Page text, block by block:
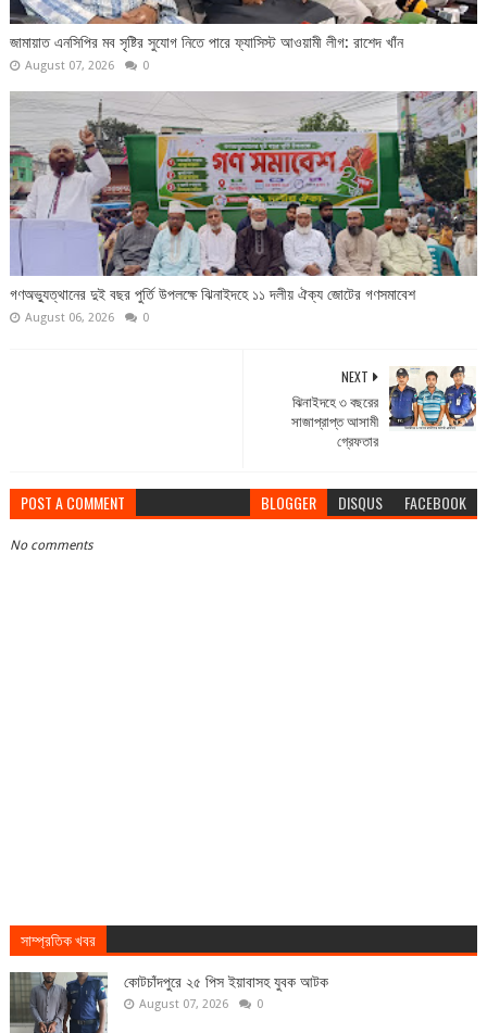
জামায়াত এনসিপির মব সৃষ্টির সুযোগ নিতে পারে ফ্যাসিস্ট আওয়ামী লীগ: রাশেদ খাঁন
August 07, 2026 0
গণঅভ্যুত্থানের দুই বছর পুর্তি উপলক্ষে ঝিনাইদহে ১১ দলীয় ঐক্য জোটের গণসমাবেশ
August 06, 2026 0
NEXT
ঝিনাইদহে ৩ বছরের
সাজাপ্রাপ্ত আসামী
গ্রেফতার
POST A COMMENT BLOGGER DISQUS FACEBOOK
No comments
সাম্প্রতিক খবর
কোটচাঁদপুরে ২৫ পিস ইয়াবাসহ যুবক আটক
August 07, 2026 0